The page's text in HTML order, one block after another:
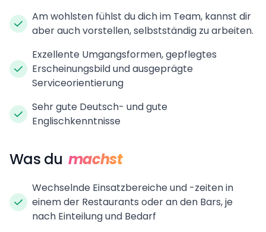
Am wohlsten fühlst du dich im Team, kannst dir
aber auch vorstellen, selbstständig zu arbeiten.
Exzellente Umgangsformen, gepflegtes
Erscheinungsbild und ausgeprägte
Serviceorientierung
Sehr gute Deutsch- und gute
Englischkenntnisse
Was du machst
Wechselnde Einsatzbereiche und -zeiten in
einem der Restaurants oder an den Bars, je
nach Einteilung und Bedarf